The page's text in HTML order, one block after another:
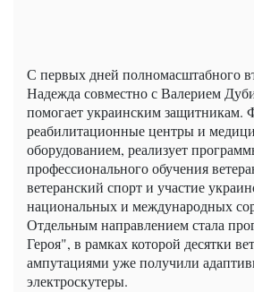
С первых дней полномасштабного
Надежда совместно с Валерием
помогает украинским защитникам.
реабилитационные центры и
оборудованием, реализует
профессионального обучения
ветеранский спорт и участие
национальных и международных
Отдельным направлением стала
Героя", в рамках которой десятки
ампутациями уже получили
электроскутеры.